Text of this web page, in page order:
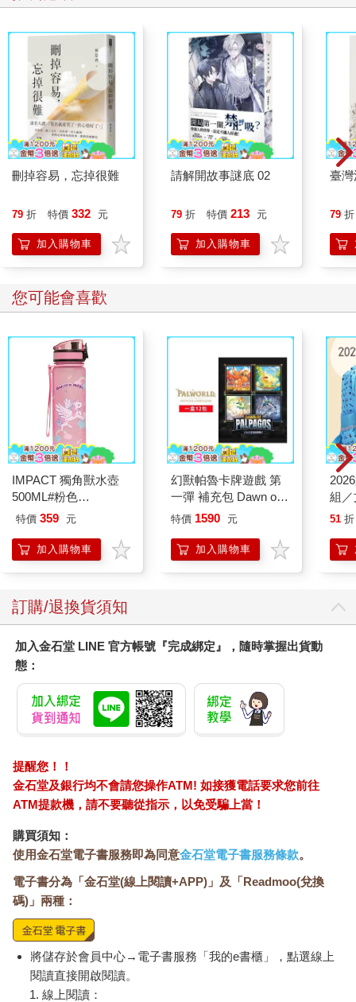
刪掉容易，忘掉很難
79 折 特價 332 元
加入購物車
請解開故事謎底 02
79 折 特價 213 元
加入購物車
臺
79 折
您可能會喜歡
IMPACT 獨角獸水壺
500ML#粉色
IM00B11PK
特價 359 元
加入購物車
幻獸帕魯卡牌遊戲 第
一彈 補充包 Dawn of
Palpagos（日文版一
特價 1590 元
加入購物車
組
51 折
訂購/退換貨須知
加入金石堂 LINE 官方帳號『完成綁定』，隨時掌握出貨動
態：
提醒您！！
金石堂及銀行均不會請您操作ATM! 如接獲電話要求您前往
ATM提款機，請不要聽從指示，以免受騙上當！
購買須知：
使用金石堂電子書服務即為同意金石堂電子書服務條款。
電子書分為「金石堂(線上閱讀+APP)」及「Readmoo(兌換
碼)」兩種：
將儲存於會員中心→電子書服務「我的e書櫃」，點選線上
閱讀直接開啟閱讀。
線上閱讀：